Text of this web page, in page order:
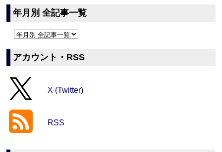
年月別 全記事一覧
アカウント・RSS
X (Twitter)
RSS